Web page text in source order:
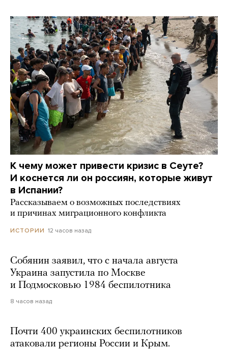
К чему может привести кризис в Сеуте?
И коснется ли он россиян, которые живут
в Испании?
Рассказываем о возможных последствиях
и причинах миграционного конфликта
ИСТОРИИ 12 часов назад
Собянин заявил, что с начала августа
Украина запустила по Москве
и Подмосковью 1984 беспилотника
8 часов назад
Почти 400 украинских беспилотников
атаковали регионы России и Крым.